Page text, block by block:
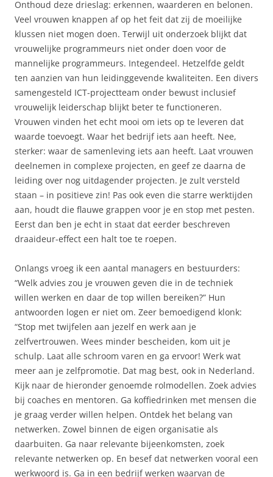
Onthoud deze drieslag: erkennen, waarderen en belonen.
Veel vrouwen knappen af op het feit dat zij de moeilijke
klussen niet mogen doen. Terwijl uit onderzoek blijkt dat
vrouwelijke programmeurs niet onder doen voor de
mannelijke programmeurs. Integendeel. Hetzelfde geldt
ten aanzien van hun leidinggevende kwaliteiten. Een divers
samengesteld ICT-projectteam onder bewust inclusief
vrouwelijk leiderschap blijkt beter te functioneren.
Vrouwen vinden het echt mooi om iets op te leveren dat
waarde toevoegt. Waar het bedrijf iets aan heeft. Nee,
sterker: waar de samenleving iets aan heeft. Laat vrouwen
deelnemen in complexe projecten, en geef ze daarna de
leiding over nog uitdagender projecten. Je zult versteld
staan – in positieve zin! Pas ook even die starre werktijden
aan, houdt die flauwe grappen voor je en stop met pesten.
Eerst dan ben je echt in staat dat eerder beschreven
draaideur-effect een halt toe te roepen.
Onlangs vroeg ik een aantal managers en bestuurders:
“Welk advies zou je vrouwen geven die in de techniek
willen werken en daar de top willen bereiken?” Hun
antwoorden logen er niet om. Zeer bemoedigend klonk:
“Stop met twijfelen aan jezelf en werk aan je
zelfvertrouwen. Wees minder bescheiden, kom uit je
schulp. Laat alle schroom varen en ga ervoor! Werk wat
meer aan je zelfpromotie. Dat mag best, ook in Nederland.
Kijk naar de hieronder genoemde rolmodellen. Zoek advies
bij coaches en mentoren. Ga koffiedrinken met mensen die
je graag verder willen helpen. Ontdek het belang van
netwerken. Zowel binnen de eigen organisatie als
daarbuiten. Ga naar relevante bijeenkomsten, zoek
relevante netwerken op. En besef dat netwerken vooral een
werkwoord is. Ga in een bedrijf werken waarvan de